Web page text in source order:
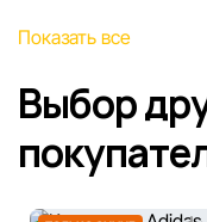
Наша команда
информацию на
исправлять
сроки.
Показать все
Выбор